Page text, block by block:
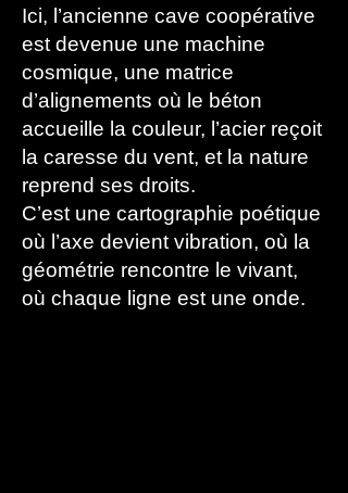
Ici, l’ancienne cave coopérative
est devenue une machine
cosmique, une matrice
d’alignements où le béton
accueille la couleur, l’acier reçoit
la caresse du vent, et la nature
reprend ses droits.
C’est une cartographie poétique
où l’axe devient vibration, où la
géométrie rencontre le vivant,
où chaque ligne est une onde.